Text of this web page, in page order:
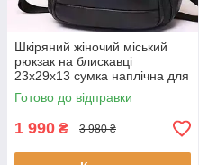
Шкіряний жіночий міський
рюкзак на блискавці
23х29х13 сумка наплічна для
прогулянок чорна
натуральна шкіра
Готово до відправки
1 990 ₴ 3 980 ₴